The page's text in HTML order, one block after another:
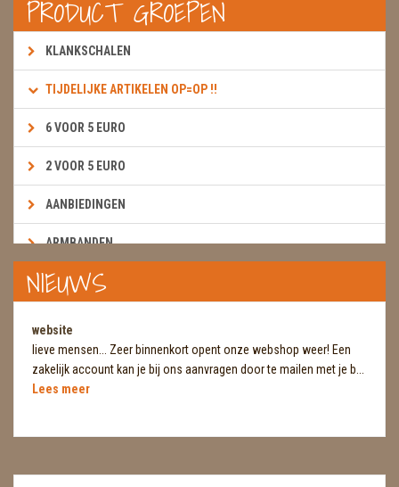
PRODUCT GROEPEN
KLANKSCHALEN
TIJDELIJKE ARTIKELEN OP=OP !!
6 VOOR 5 EURO
2 VOOR 5 EURO
AANBIEDINGEN
ARMBANDEN
BOEKEN & KAARTEN E.A.R.T.H.
BROEKZAKSTENEN
CADEAUBONNEN
DIERTJES
DIVERSE
NIEUWS
website
lieve mensen... Zeer binnenkort opent onze webshop weer! Een
zakelijk account kan je bij ons aanvragen door te mailen met je b...
Lees meer